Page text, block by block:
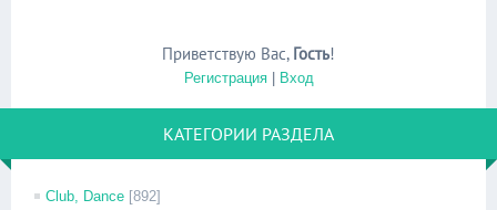
Приветствую Вас, Гость!
Регистрация| Вход
КАТЕГОРИИ РАЗДЕЛА
Club, Dance [892]